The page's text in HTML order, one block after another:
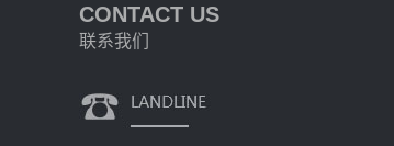
CONTACT US
联系我们